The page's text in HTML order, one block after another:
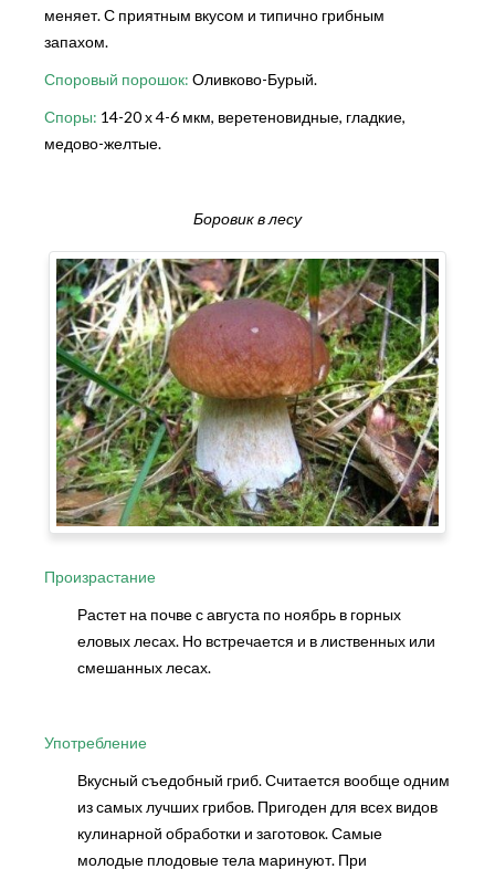
меняет. С приятным вкусом и типично грибным
запахом.
Споровый порошок: Оливково-Бурый.
Споры: 14-20 х 4-6 мкм, веретеновидные, гладкие,
медово-желтые.
Боровик в лесу
Произрастание
Растет на почве с августа по ноябрь в горных
еловых лесах. Но встречается и в лиственных или
смешанных лесах.
Употребление
Вкусный съедобный гриб. Считается вообще одним
из самых лучших грибов. Пригоден для всех видов
кулинарной обработки и заготовок. Самые
молодые плодовые тела маринуют. При